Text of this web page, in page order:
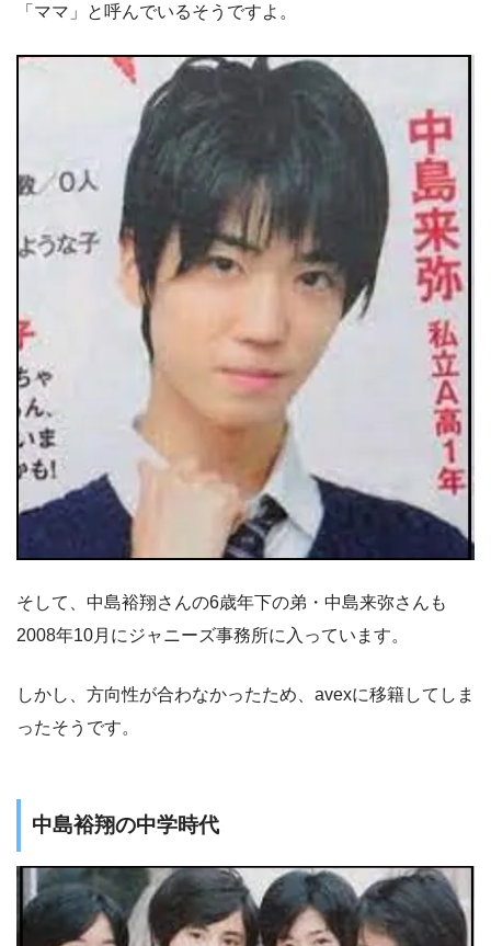
「ママ」と呼んでいるそうですよ。
そして、中島裕翔さんの6歳年下の弟・中島来弥さんも
2008年10月にジャニーズ事務所に入っています。
しかし、方向性が合わなかったため、avexに移籍してしま
ったそうです。
中島裕翔の中学時代